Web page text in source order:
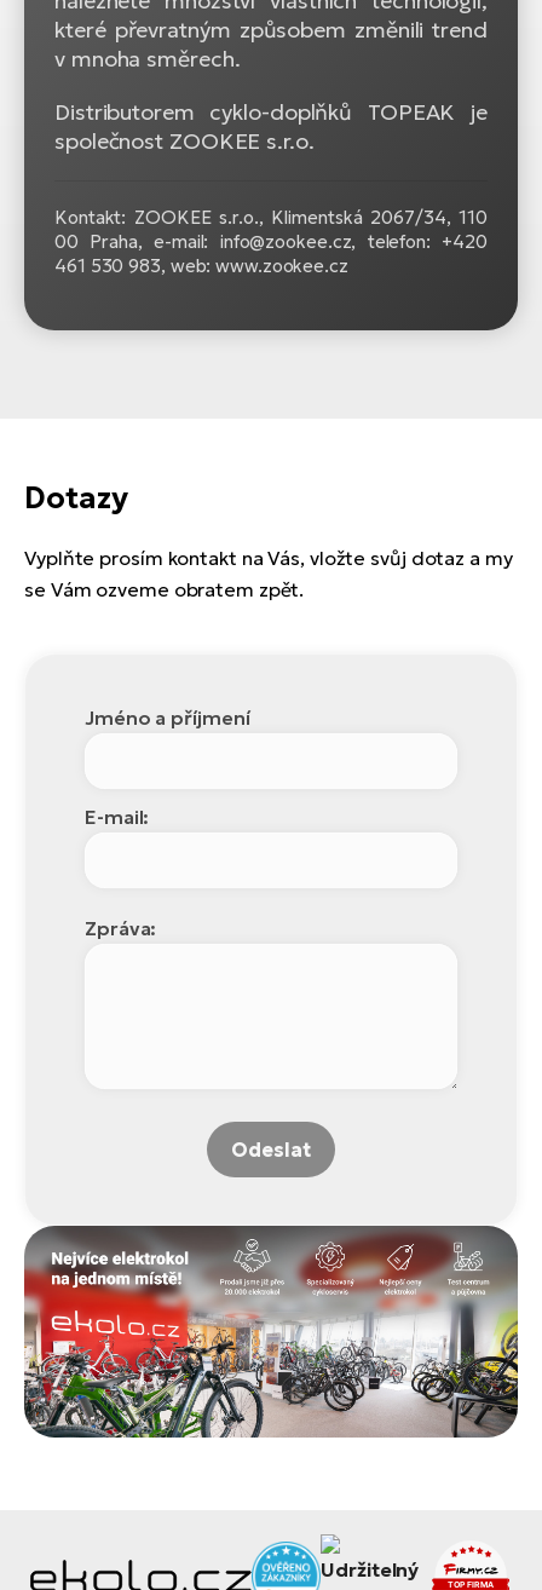
které převratným způsobem změnili trend
v mnoha směrech.
Distributorem cyklo-doplňků TOPEAK je
společnost ZOOKEE s.r.o.
Kontakt: ZOOKEE s.r.o., Klimentská 2067/34, 110
00 Praha, e-mail: info@zookee.cz, telefon: +420
461 530 983, web: www.zookee.cz
Dotazy
Vyplňte prosím kontakt na Vás, vložte svůj dotaz a my
se Vám ozveme obratem zpět.
Jméno a příjmení
E-mail:
Zpráva:
Odeslat